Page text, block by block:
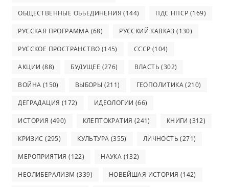
ОБЩЕСТВЕННЫЕ ОБЪЕДИНЕНИЯ (144) ПДС НПСР (169)
РУССКАЯ ПРОГРАММА (68) РУССКИЙ КАВКАЗ (130)
РУССКОЕ ПРОСТРАНСТВО (145) СССР (104)
АКЦИИ (88) БУДУЩЕЕ (276) ВЛАСТЬ (302)
ВОЙНА (150) ВЫБОРЫ (211) ГЕОПОЛИТИКА(210)
ДЕГРАДАЦИЯ (172) ИДЕОЛОГИИ (66)
ИСТОРИЯ (490) КЛЕПТОКРАТИЯ (241) КНИГИ (312)
КРИЗИС (295) КУЛЬТУРА (355) ЛИЧНОСТЬ (271)
МЕРОПРИЯТИЯ (122) НАУКА (132)
НЕОЛИБЕРАЛИЗМ (339) НОВЕЙШАЯ ИСТОРИЯ (142)